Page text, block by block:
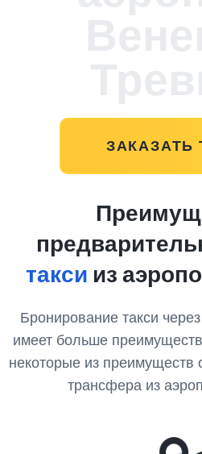
ЗАКАЗАТЬ
такси из
Бронирование такси
имеет больше
некоторые из
трансфера из